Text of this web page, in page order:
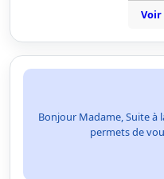
Bonjour Madame, Suite à
permets de